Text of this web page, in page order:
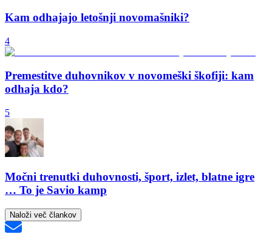
Kam odhajajo letošnji novomašniki?
4
Premestitve duhovnikov v novomeški škofiji: kam
odhaja kdo?
5
Močni trenutki duhovnosti, šport, izlet, blatne igre
… To je Savio kamp
Naloži več člankov